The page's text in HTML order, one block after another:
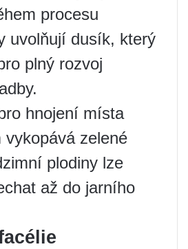
procesu
uvolňují dusík, který
plný rozvoj
hnojení místa
vykopává zelené
plodiny lze
až do jarního